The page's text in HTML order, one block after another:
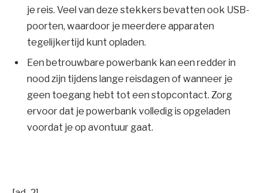
je reis. Veel van deze stekkers bevatten ook USB-
poorten, waardoor je meerdere apparaten
tegelijkertijd kunt opladen.
Een betrouwbare powerbank kan een redder in
nood zijn tijdens lange reisdagen of wanneer je
geen toegang hebt tot een stopcontact. Zorg
ervoor dat je powerbank volledig is opgeladen
voordat je op avontuur gaat.